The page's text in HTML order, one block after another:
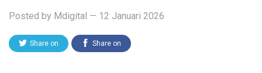
Posted by Mdigital — 12 Januari 2026
Share on Share on